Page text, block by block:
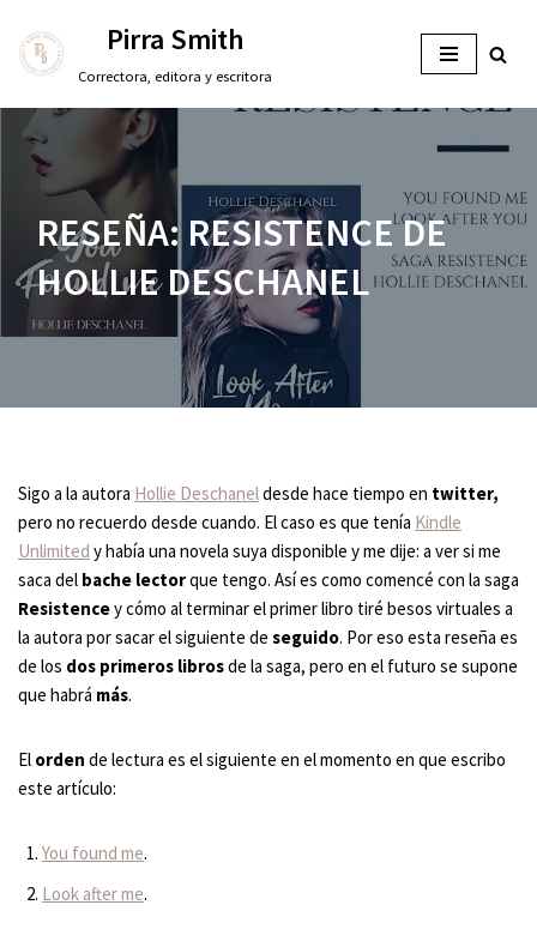
Saltar
contenido
Pirra Smith
Correctora, editora y escritora
RESEÑA: RESISTENCE DE
HOLLIE DESCHANEL
Sigo a la autora Hollie Deschaneldesde hace tiempo en twitter,
pero no recuerdo desde cuando. El caso es que tenía Kindle
Unlimited y había una novela suya disponible y me dije: a ver si me
saca del bache lectorque tengo. Así es como comencé con la saga
Resistencey cómo al terminar el primer libro tiré besos virtuales a
la autora por sacar el siguiente de seguido. Por eso esta reseña es
de los dos primeros librosde la saga, pero en el futuro se supone
que habrá más.
El orden de lectura es el siguiente en el momento en que escribo
este artículo:
You found me.
Look after me.